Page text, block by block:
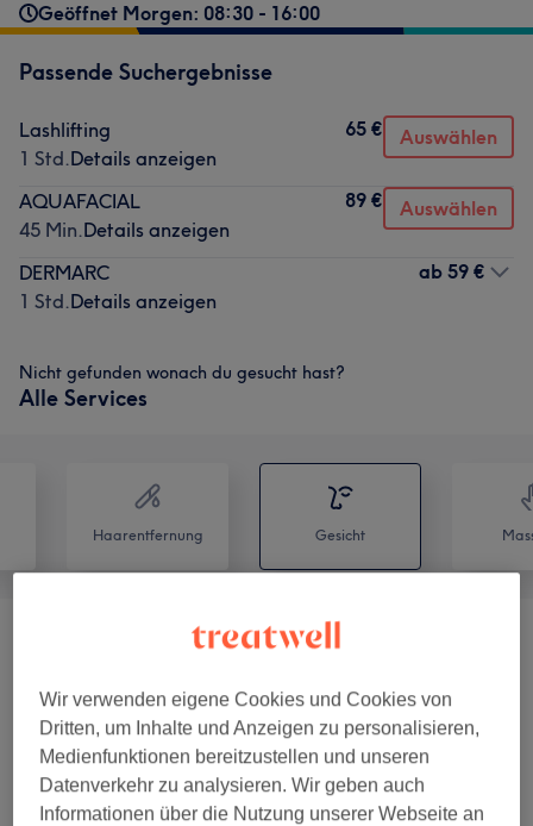
Geöffnet Morgen: 08:30 - 16:00
Passende Suchergebnisse
Lashlifting
1 Std.Details anzeigen
65 € Auswählen
AQUAFACIAL
45 Min.Details anzeigen
89 € Auswählen
DERMARC
1 Std.Details anzeigen
ab 59 €
Nicht gefunden wonach du gesucht hast?
Alle Services
Haarentfernung Gesicht
WIMPERNVERLÄNGERUNG (5)
WIMPERN& AUGENBRAUEN
BEHANDLUNGEN ( 2)
ab 59 €
Gesichtsbehandlungen (4) ab 59 €
Wir verwenden eigene Cookies und Cookies von
Dritten, um Inhalte und Anzeigen zu personalisieren,
Medienfunktionen bereitzustellen und unseren
Datenverkehr zu analysieren. Wir geben auch
Informationen über die Nutzung unserer Webseite an